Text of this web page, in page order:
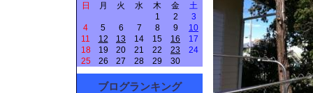
日
月 火 水 木 金
土
1
2
3
4
5 6 7 8 9
10
11
12 13 14 15 16
17
18
19 20 21 22 23
24
25
26 27 28 29 30
ブログランキング